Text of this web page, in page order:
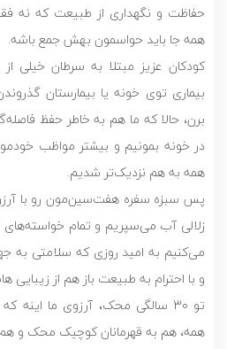
حفاظت و نگهداری از طبیعت که نه
همه جا بايد حواسمون بهش جمع باشه.
کودکان عزیز مبتلا به سرطان خیلی
بیماری توی خونه یا بیمارستان
برن، حالا که ما هم به خاطر حفظ
در خونه بمونیم و بیشتر مواظب خودمون
همه به هم نزدیک‌تر شدیم.
پس سبزه سفره هفت‌سین‌‌مون رو با
زلالی آب می‌سپریم و تمام
می‌کنیم به اميد روزى كه سلامتى به
و با احترام به طبيعت باز هم از
تو 30 سالگی محک، آرزوی ما
همه، هم به قهرمانان کوچیک محک و هم